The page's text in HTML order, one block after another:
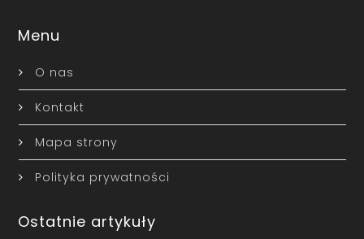
Menu
O nas
Kontakt
Mapa strony
Polityka prywatności
Ostatnie artykuły